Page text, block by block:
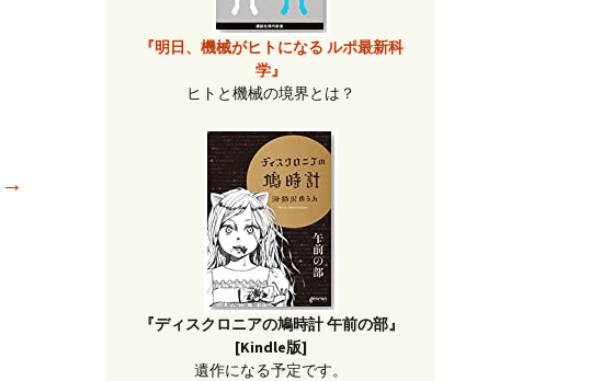
→
『明日、機械がヒトになる ルポ最新科
学』
ヒトと機械の境界とは？
『ディスクロニアの鳩時計 午前の部』
[Kindle版]
遺作になる予定です。